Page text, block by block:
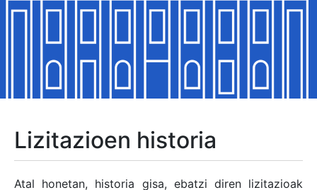
Erakutsi/Ezkutatu
Erakutsi/Ezkutatu
Erakutsi/Ezkutatu
Erakutsi/Ezkutatu
Lizitazioen historia
Atal honetan, historia gisa, ebatzi diren lizitazioak